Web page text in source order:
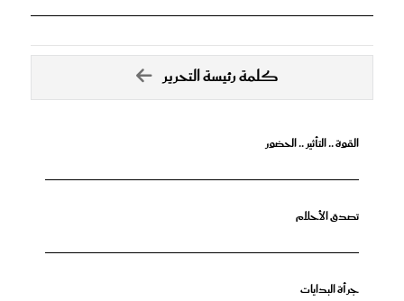
كلمة رئيسة التحرير
القوة .. التأثير .. الحضور
تصدق الأحلام
جرأة البدايات